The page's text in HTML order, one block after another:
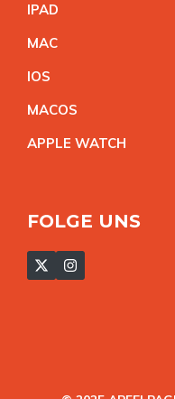
IPAD
MAC
IOS
MACOS
APPLE WATCH
FOLGE UNS